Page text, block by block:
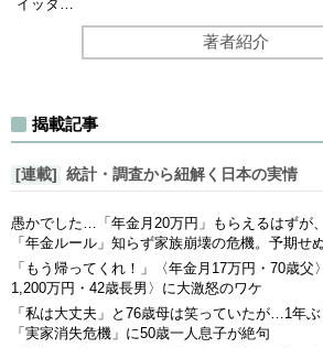
イッタ…
著者紹介
揭載記事
[連載] 統計・調査から紐解く日本の実情
愚かでした…「年金月20万円」もらえるはずが
「年金ルール」知らず家族崩壊の危機。予期せ
「もう帰ってくれ！」〈年金月17万円・70歳父
1,200万円・42歳長男〉に大激怒のワケ
「私は大丈夫」と76歳母は笑っていたが…1年
「実家消失危機」に50歳一人息子が絶句